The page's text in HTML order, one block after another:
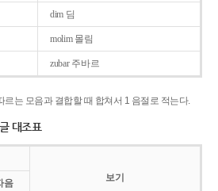
dim 딤
molim 몰림
zubar 주바르
르는 모음과 결합할 때 합쳐서 1 음절로 적는다.
대조표
보기
음